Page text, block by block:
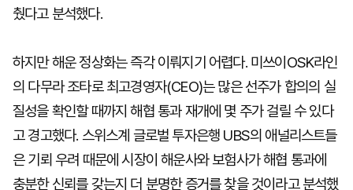
췄다고 분석했다.
하지만 해운 정상화는 즉각 이뤄지기 어렵다. 미쓰이OSK라인
의 다무라 조타로 최고경영자(CEO)는 많은 선주가 합의의 실
질성을 확인할 때까지 해협 통과 재개에 몇 주가 걸릴 수 있다
고 경고했다. 스위스계 글로벌 투자은행 UBS의 애널리스트들
은 기뢰 우려 때문에 시장이 해운사와 보험사가 해협 통과에
충분한 신뢰를 갖는지 더 분명한 증거를 찾을 것이라고 분석했